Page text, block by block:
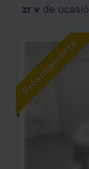
zr v de